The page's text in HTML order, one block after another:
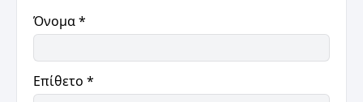
Όνομα*
Επίθετο *